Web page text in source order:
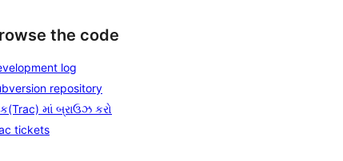
the code
log
repository
માં બ્રાઉઝ કરો
tickets